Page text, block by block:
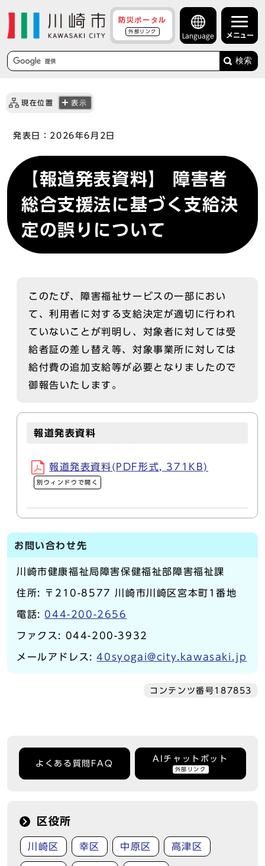
防災ポータル
外部リンク
Language メニュー
検索
現在位置 表示
発表日： 2026年6月2日
【報道発表資料】 障害者
総合支援法に基づく支給決
定の誤りについて
このたび、障害福祉サービスの一部におい
て、利用者に対する支給決定が適切に行われ
ていないことが判明し、対象者に対しては受
給者証の差し替え等、対象事業所に対しては
給付費の追加支給等が必要となりましたので
御報告いたします。
報道発表資料
報道発表資料(PDF形式, 371KB)
別ウィンドウで開く
お問い合わせ先
川崎市健康福祉局障害保健福祉部障害福祉課
住所: 〒210-8577 川崎市川崎区宮本町1番地
電話: 044-200-2656
ファクス: 044-200-3932
メールアドレス:40syogai@city.kawasaki.jp
コンテンツ番号187853
よくある質問FAQ
AIチャットボット
外部リンク
区役所
川崎区 幸区 中原区 高津区